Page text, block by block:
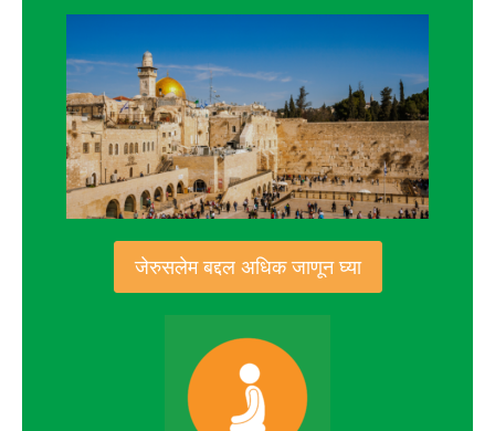
जेरुसलेम बद्दल अधिक जाणून घ्या